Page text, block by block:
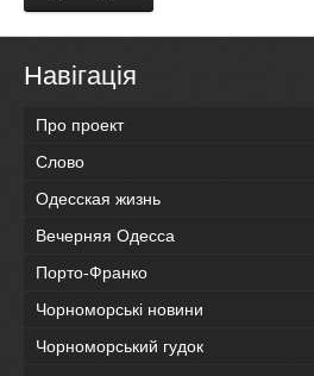
Навігація
Про проект
Слово
Одесская жизнь
Вечерняя Одесса
Порто-Франко
Чорноморські новини
Чорноморський гудок